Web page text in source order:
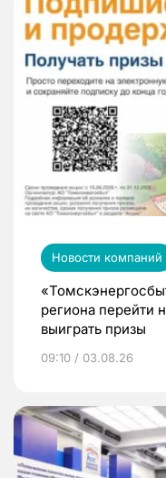
Новости компаний
региона перейти
выиграть призы
09:10 / 03.08.26